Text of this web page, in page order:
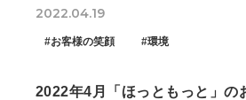
2022.04.19
#お客様の笑顔 #環境
2022年4月「ほっともっと」の